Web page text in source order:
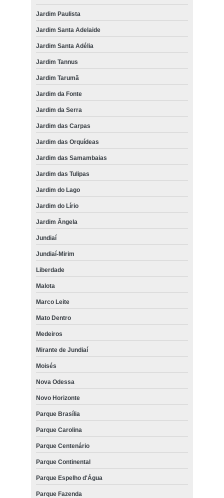
Jardim Paulista
Jardim Santa Adelaide
Jardim Santa Adélia
Jardim Tannus
Jardim Tarumã
Jardim da Fonte
Jardim da Serra
Jardim das Carpas
Jardim das Orquídeas
Jardim das Samambaias
Jardim das Tulipas
Jardim do Lago
Jardim do Lírio
Jardim Ângela
Jundiaí
Jundiaí-Mirim
Liberdade
Malota
Marco Leite
Mato Dentro
Medeiros
Mirante de Jundiaí
Moisés
Nova Odessa
Novo Horizonte
Parque Brasília
Parque Carolina
Parque Centenário
Parque Continental
Parque Espelho d'Água
Parque Fazenda